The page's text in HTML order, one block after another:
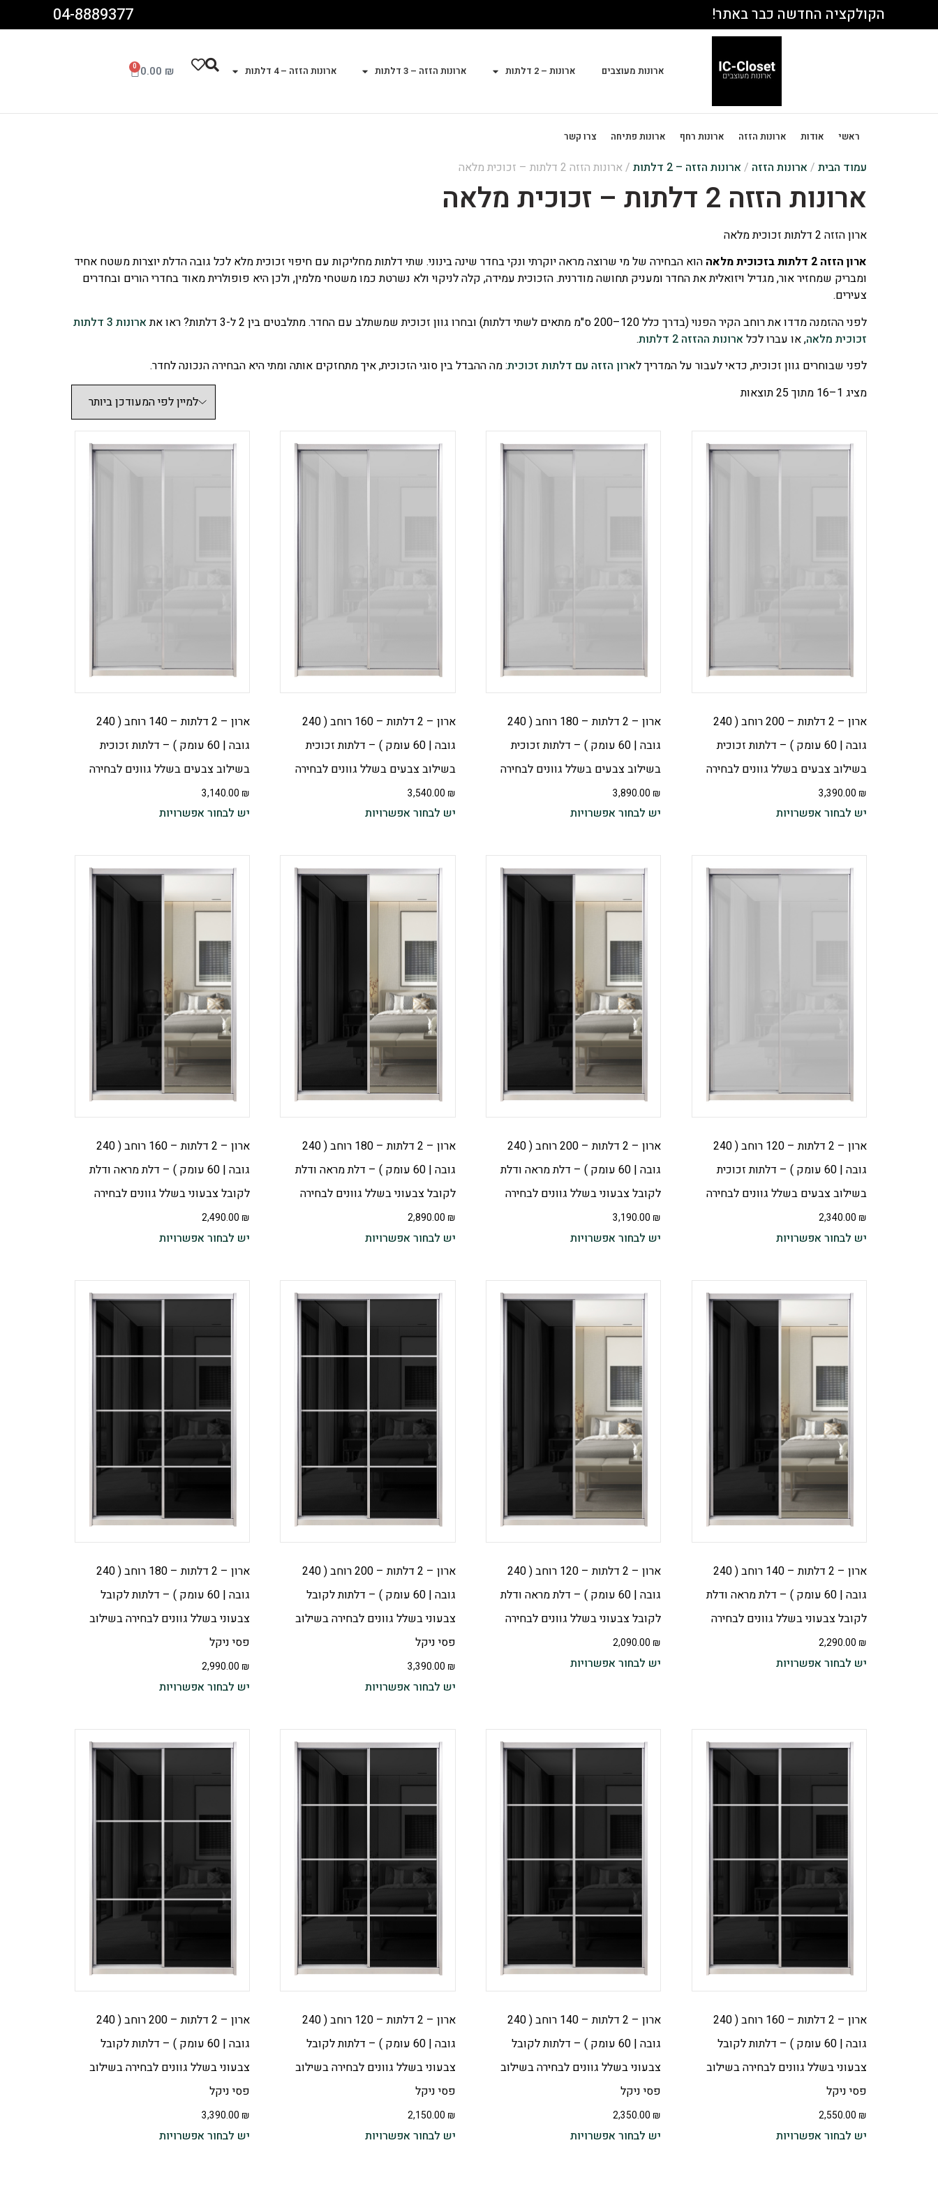
הקולקציה החדשה כבר באתר! 04-8889377
ארונות מעוצבים ארונות – 2 דלתות ארונות הזזה – 3 דלתות ארונות הזזה – 4 דלתות 0.00 ₪
0
ראשי אודות ארונות הזזה ארונות רחף ארונות פתיחה צרו קשר
עמוד הבית / ארונות הזזה / ארונות הזזה – 2 דלתות / ארונות הזזה 2 דלתות – זכוכית מלאה
ארונות הזזה 2 דלתות – זכוכית מלאה
ארון הזזה 2 דלתות זכוכית מלאה
ארון הזזה 2 דלתות בזכוכית מלאה
הוא הבחירה של מי שרוצה מראה יוקרתי ונקי בחדר שינה בינוני. שתי דלתות מחליקות עם חיפוי זכוכית מלא לכל גובה הדלת יוצרות משטח אחיד
ומבריק שמחזיר אור, מגדיל ויזואלית את החדר ומעניק תחושה מודרנית. הזכוכית עמידה, קלה לניקוי ולא נשרטת כמו משטחי מלמין, ולכן היא פופולרית מאוד בחדרי הורים ובחדרים
צעירים.
לפני ההזמנה מדדו את רוחב הקיר הפנוי (בדרך כלל 120–200 ס"מ מתאים לשתי דלתות) ובחרו גוון זכוכית שמשתלב עם החדר. מתלבטים בין 2 ל-3 דלתות? ראו את
ארונות 3 דלתות
זכוכית מלאה, או עברו לכל ארונות ההזזה 2 דלתות
.
לפני שבוחרים גוון זכוכית, כדאי לעבור על המדריך לארון הזזה עם דלתות זכוכית: מה ההבדל בין סוגי הזכוכית, איך מתחזקים אותה ומתי היא הבחירה הנכונה לחדר.
מציג 1–16 מתוך 25 תוצאות
ארון – 2 דלתות – 200 רוחב ( 240
גובה | 60 עומק ) – דלתות זכוכית
בשילוב צבעים בשלל גוונים לבחירה
3,390.00 ₪
יש לבחור אפשרויות
ארון – 2 דלתות – 180 רוחב ( 240
גובה | 60 עומק ) – דלתות זכוכית
בשילוב צבעים בשלל גוונים לבחירה
3,890.00 ₪
יש לבחור אפשרויות
ארון – 2 דלתות – 160 רוחב ( 240
גובה | 60 עומק ) – דלתות זכוכית
בשילוב צבעים בשלל גוונים לבחירה
3,540.00 ₪
יש לבחור אפשרויות
ארון – 2 דלתות – 140 רוחב ( 240
גובה | 60 עומק ) – דלתות זכוכית
בשילוב צבעים בשלל גוונים לבחירה
3,140.00 ₪
יש לבחור אפשרויות
ארון – 2 דלתות – 120 רוחב ( 240
גובה | 60 עומק ) – דלתות זכוכית
בשילוב צבעים בשלל גוונים לבחירה
2,340.00 ₪
יש לבחור אפשרויות
ארון – 2 דלתות – 200 רוחב ( 240
גובה | 60 עומק ) – דלת מראה ודלת
לקובל צבעוני בשלל גוונים לבחירה
3,190.00 ₪
יש לבחור אפשרויות
ארון – 2 דלתות – 180 רוחב ( 240
גובה | 60 עומק ) – דלת מראה ודלת
לקובל צבעוני בשלל גוונים לבחירה
2,890.00 ₪
יש לבחור אפשרויות
ארון – 2 דלתות – 160 רוחב ( 240
גובה | 60 עומק ) – דלת מראה ודלת
לקובל צבעוני בשלל גוונים לבחירה
2,490.00 ₪
יש לבחור אפשרויות
ארון – 2 דלתות – 140 רוחב ( 240
גובה | 60 עומק ) – דלת מראה ודלת
לקובל צבעוני בשלל גוונים לבחירה
2,290.00 ₪
יש לבחור אפשרויות
ארון – 2 דלתות – 120 רוחב ( 240
גובה | 60 עומק ) – דלת מראה ודלת
לקובל צבעוני בשלל גוונים לבחירה
2,090.00 ₪
יש לבחור אפשרויות
ארון – 2 דלתות – 200 רוחב ( 240
גובה | 60 עומק ) – דלתות לקובל
צבעוני בשלל גוונים לבחירה בשילוב
פסי ניקל
3,390.00 ₪
יש לבחור אפשרויות
ארון – 2 דלתות – 180 רוחב ( 240
גובה | 60 עומק ) – דלתות לקובל
צבעוני בשלל גוונים לבחירה בשילוב
פסי ניקל
2,990.00 ₪
יש לבחור אפשרויות
ארון – 2 דלתות – 160 רוחב ( 240
גובה | 60 עומק ) – דלתות לקובל
צבעוני בשלל גוונים לבחירה בשילוב
פסי ניקל
2,550.00 ₪
יש לבחור אפשרויות
ארון – 2 דלתות – 140 רוחב ( 240
גובה | 60 עומק ) – דלתות לקובל
צבעוני בשלל גוונים לבחירה בשילוב
פסי ניקל
2,350.00 ₪
יש לבחור אפשרויות
ארון – 2 דלתות – 120 רוחב ( 240
גובה | 60 עומק ) – דלתות לקובל
צבעוני בשלל גוונים לבחירה בשילוב
פסי ניקל
2,150.00 ₪
יש לבחור אפשרויות
ארון – 2 דלתות – 200 רוחב ( 240
גובה | 60 עומק ) – דלתות לקובל
צבעוני בשלל גוונים לבחירה בשילוב
פסי ניקל
3,390.00 ₪
יש לבחור אפשרויות